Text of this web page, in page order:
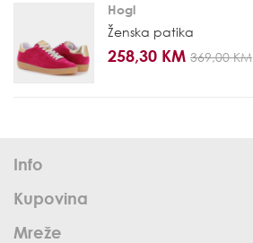
Hogl
Ženska patika
258,30 KM 369,00 KM
Info
Kupovina
Mreže